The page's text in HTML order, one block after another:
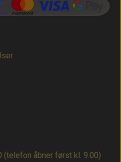
(telefon åbner først kl. 9.00)